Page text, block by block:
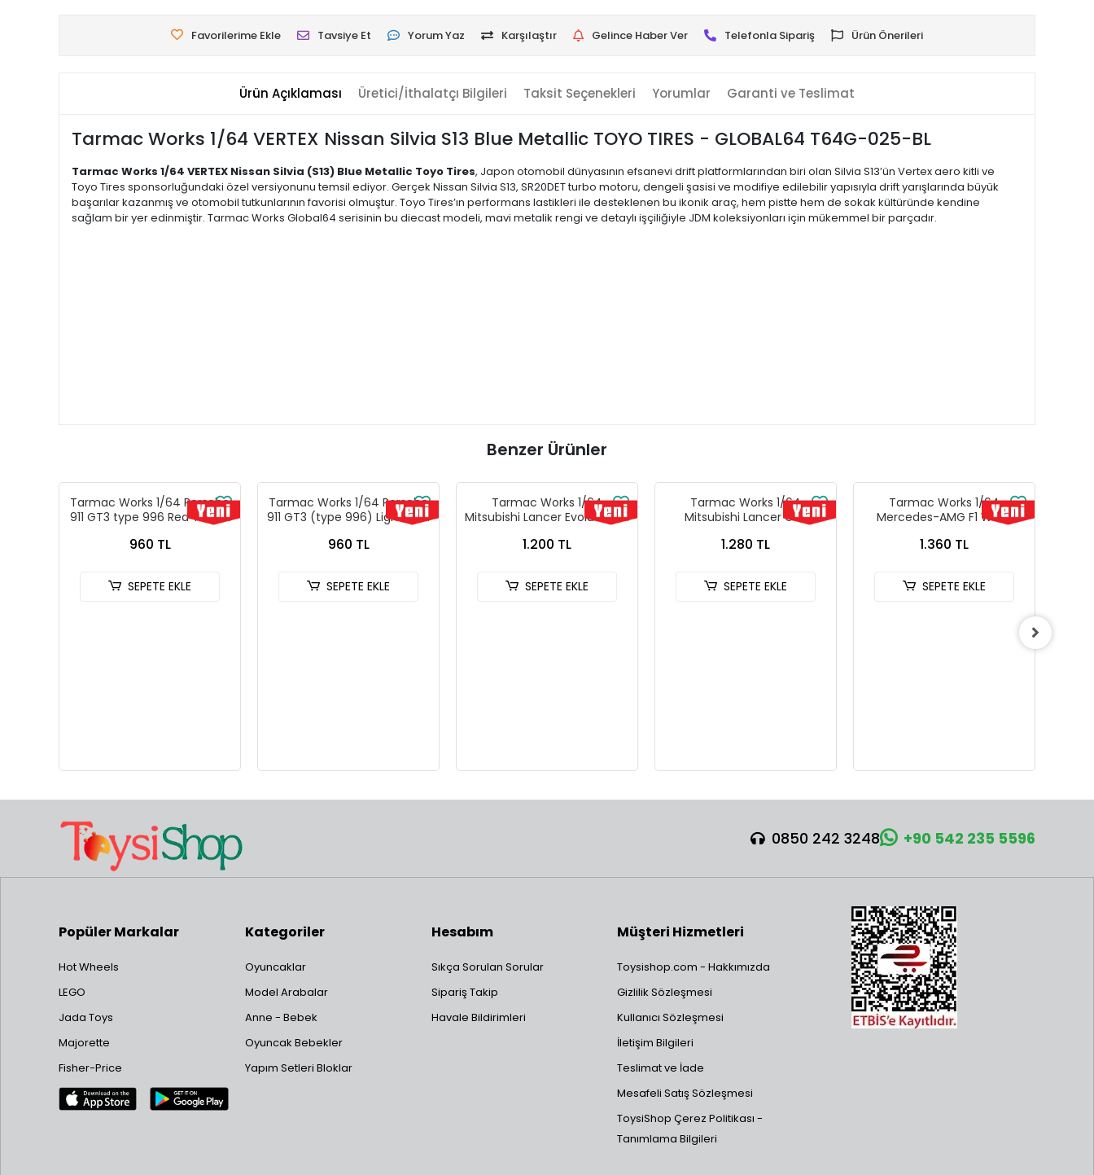
Favorilerime Ekle Tavsiye Et Yorum Yaz Karşılaştır Gelince Haber Ver Telefonla Sipariş Ürün Önerileri
Ürün Açıklaması Üretici/İthalatçı Bilgileri Taksit Seçenekleri Yorumlar Garanti ve Teslimat
Tarmac Works 1/64 VERTEX Nissan Silvia S13 Blue Metallic TOYO TIRES - GLOBAL64 T64G-025-BL
Tarmac Works 1/64 VERTEX Nissan Silvia (S13) Blue Metallic Toyo Tires, Japon otomobil dünyasının efsanevi drift platformlarından biri olan Silvia S13’ün Vertex aero kitli ve
Toyo Tires sponsorluğundaki özel versiyonunu temsil ediyor. Gerçek Nissan Silvia S13, SR20DET turbo motoru, dengeli şasisi ve modifiye edilebilir yapısıyla drift yarışlarında büyük
başarılar kazanmış ve otomobil tutkunlarının favorisi olmuştur. Toyo Tires’ın performans lastikleri ile desteklenen bu ikonik araç, hem pistte hem de sokak kültüründe kendine
sağlam bir yer edinmiştir. Tarmac Works Global64 serisinin bu diecast modeli, mavi metalik rengi ve detaylı işçiliğiyle JDM koleksiyonları için mükemmel bir parçadır.
Benzer Ürünler
Tarmac Works 1/64 Porsche
911 GT3 type 996 Red T64G-
960 TL
SEPETE EKLE
Tarmac Works 1/64 Porsche
911 GT3 (type 996) Light Blue
Models GLOBAL64 T64G-
960 TL
SEPETE EKLE
Tarmac Works 1/64
Mitsubishi Lancer Evolution IV
T64G-076-97MCR01
1.200 TL
SEPETE EKLE
Tarmac Works 1/64
Mitsubishi Lancer GSR
Tarmac Cards - GLOBAL64
1.280 TL
SEPETE EKLE
Tarmac Works 1/64
Mercedes-AMG F1 W14 E
Prix 2023 Lewis Hamilton -
GLOBAL64 T64G-F064-LH2
1.360 TL
SEPETE EKLE
0850 242 3248 +90 542 235 5596
Popüler Markalar
Hot Wheels
LEGO
Jada Toys
Majorette
Fisher-Price
Kategoriler
Oyuncaklar
Model Arabalar
Anne - Bebek
Oyuncak Bebekler
Yapım Setleri Bloklar
Hesabım
Sıkça Sorulan Sorular
Sipariş Takip
Havale Bildirimleri
Müşteri Hizmetleri
Toysishop.com - Hakkımızda
Gizlilik Sözleşmesi
Kullanıcı Sözleşmesi
İletişim Bilgileri
Teslimat ve İade
Mesafeli Satış Sözleşmesi
ToysiShop Çerez Politikası -
Tanımlama Bilgileri